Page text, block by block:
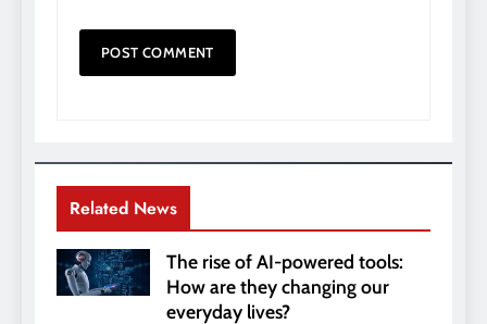
Related News
The rise of AI-powered tools:
How are they changing our
everyday lives?